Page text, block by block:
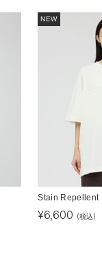
NEW
Stain Repellent
¥6,600 (税込)